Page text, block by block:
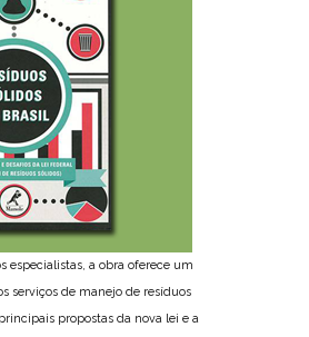
especialistas, a obra oferece um
serviços de manejo de resíduos
propostas da nova lei e a